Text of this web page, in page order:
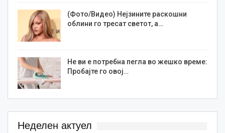
(Фото/Видео) Нејзините раскошни
облини го тресат светот, а…
Не ви е потребна пегла во жешко време:
Пробајте го овој…
Неделен актуел